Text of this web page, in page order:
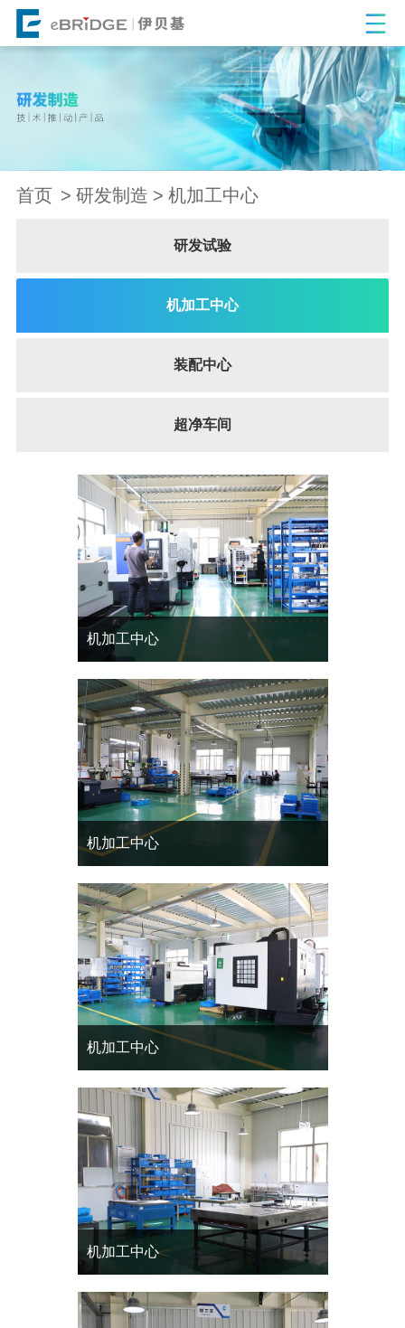
首页 研发制造 机加工中心
研发试验
机加工中心
装配中心
超净车间
机加工中心
机加工中心
机加工中心
机加工中心